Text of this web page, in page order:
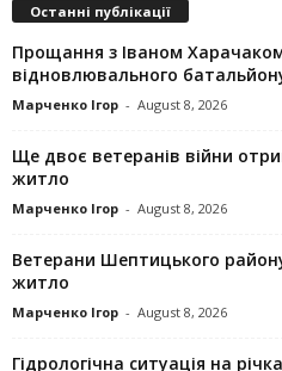
Останні публікації
Прощання з Іваном
відновлювального
Марченко Ігор - August 8, 2026
Ще двоє ветеранів війни
житло
Марченко Ігор - August 8, 2026
Ветерани Шептицького
житло
Марченко Ігор - August 8, 2026
Гідрологічна ситуація на